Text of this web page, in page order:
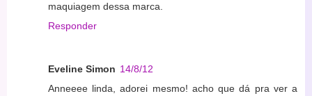
maquiagem dessa marca.
Responder
Eveline Simon 14/8/12
Anneeee linda, adorei mesmo! acho que dá pra ver a